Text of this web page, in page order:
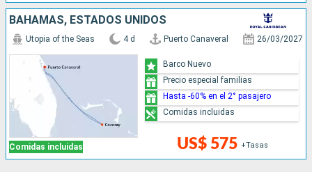
BAHAMAS, ESTADOS UNIDOS
Comidas incluidas
Utopia of the Seas 4 d Puerto Canaveral 26/03/2027
US$ 575 +Tasas
Barco Nuevo
Precio especial familias
Hasta -60% en el 2° pasajero
Comidas incluidas